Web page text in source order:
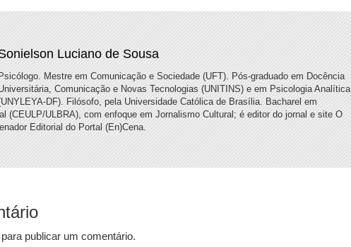
Luciano de Sousa
Mestre em Comunicação e Sociedade (UFT). Pós-graduado em Docência
Comunicação e Novas Tecnologias (UNITINS) e em Psicologia Analítica
DF). Filósofo, pela Universidade Católica de Brasília. Bacharel em
(CEULP/ULBRA), com enfoque em Jornalismo Cultural; é editor do jornal e site O
Editorial do Portal (En)Cena.
para publicar um comentário.